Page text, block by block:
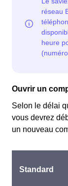
Ouvrir un
Selon le délai
vous devrez
un nouveau